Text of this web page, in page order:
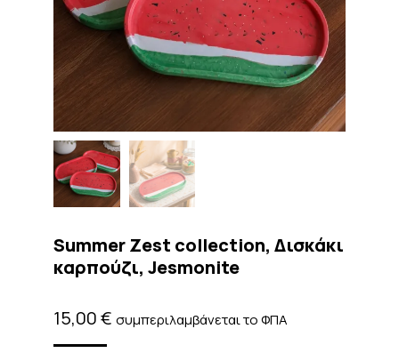
Summer Zest collection, Δισκάκι
καρπούζι, Jesmonite
15,00€ συμπεριλαμβάνεται το ΦΠΑ